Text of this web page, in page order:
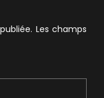
Les champs